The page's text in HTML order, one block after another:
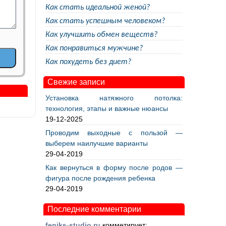
Как стать идеальной женой?
Как стать успешным человеком?
Как улучшить обмен веществ?
Как понравиться мужчине?
Как похудеть без диет?
Свежие записи
Установка натяжного потолка:
технология, этапы и важные нюансы
19-12-2025
Проводим выходные с пользой —
выберем наилучшие варианты
29-04-2019
Как вернуться в форму после родов —
фигура после рождения ребенка
29-04-2019
Последние комментарии